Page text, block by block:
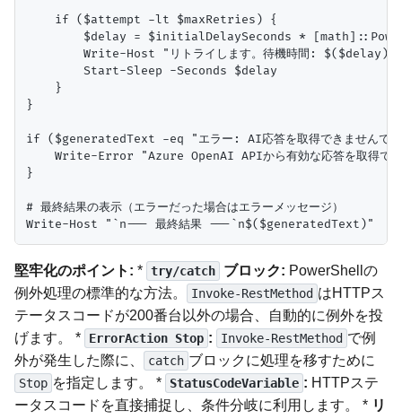
    if ($attempt -lt $maxRetries) {
$delay = $initialDelaySeconds *
Write-Host "リトライします。待機時間:
        Start-Sleep -Seconds $delay
    }
}
if ($generatedText -eq "エラー: AI応答を取得できませんで
Write-Error "Azure OpenAI APIから有効な応答を取得でき
}
# 最終結果の表示（エラーだった場合はエラーメッセージ）
堅牢化のポイント: * try/catch ブロック: PowerShellの
例外処理の標準的な方法。
Invoke-RestMethod はHTTPス
テータスコードが200番台以外の場合、自動的に例外を投
げます。 *
ErrorAction Stop : Invoke-RestMethod で例
外が発生した際に、
catch ブロックに処理を移すために
Stop を指定します。 * StatusCodeVariable : HTTPステ
ータスコードを直接捕捉し、条件分岐に利用します。 * リ